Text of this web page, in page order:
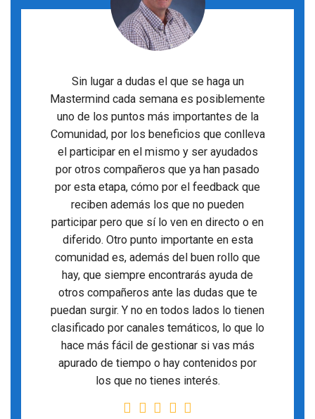
Sin lugar a dudas el que se haga un
Mastermind cada semana es posiblemente
uno de los puntos más importantes de la
Comunidad, por los beneficios que conlleva
el participar en el mismo y ser ayudados
por otros compañeros que ya han pasado
por esta etapa, cómo por el feedback que
reciben además los que no pueden
participar pero que sí lo ven en directo o en
diferido. Otro punto importante en esta
comunidad es, además del buen rollo que
hay, que siempre encontrarás ayuda de
otros compañeros ante las dudas que te
puedan surgir. Y no en todos lados lo tienen
clasificado por canales temáticos, lo que lo
hace más fácil de gestionar si vas más
apurado de tiempo o hay contenidos por
los que no tienes interés.
Rating: 5 stars